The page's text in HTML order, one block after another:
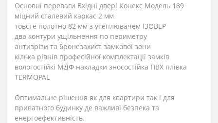
Основні переваги Вхідні двері Конекс Модель 189
міцний сталевий каркас 2 мм
товсте полотно 82 мм з утеплювачем ІЗОВЕР
два контури ущільнення по периметру
антизрізи та бронезахист замкової зони
кілька рівнів професійної комплектації замків
вологостійкі МДФ накладки зносостійка ПВХ плівка
TERMOPAL
Оптимальне рішення як для квартири так і для
приватного будинку де важливі безпека та
енергоефективність.